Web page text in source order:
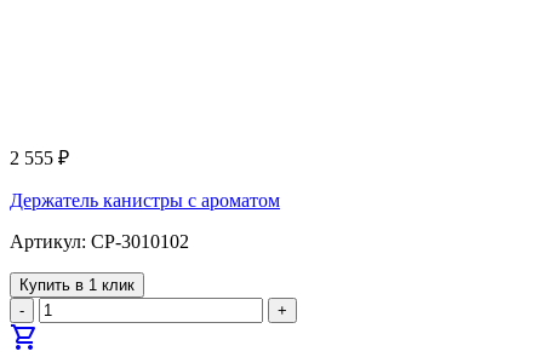
2 555 ₽
Держатель канистры с ароматом
Артикул: CP-3010102
Купить в 1 клик
-
+
shopping_cart